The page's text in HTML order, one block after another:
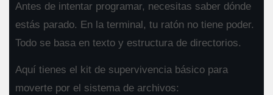
Antes de intentar programar, necesitas saber dónde
estás parado. En la terminal, tu ratón no tiene poder.
Todo se basa en texto y estructura de directorios.
Aquí tienes el kit de supervivencia básico para
moverte por el sistema de archivos: